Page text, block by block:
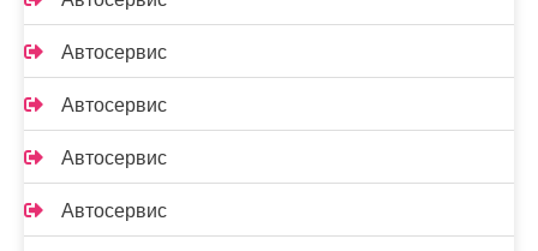
Автосервис
Автосервис
Автосервис
Автосервис